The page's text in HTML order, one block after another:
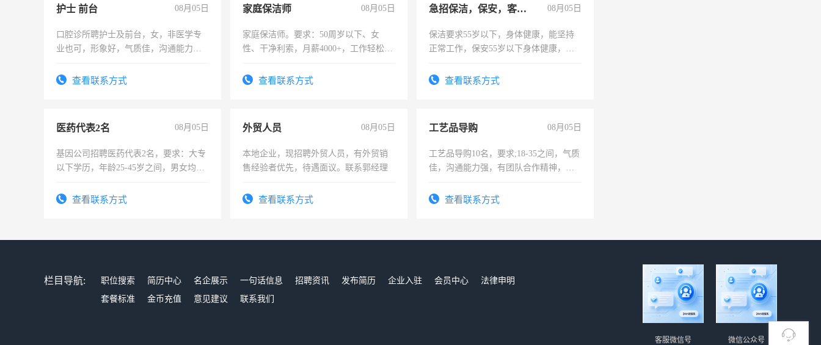
护士 前台 08月05日
口腔诊所聘护士及前台，女，非医学专
业也可，形象好，气质佳，沟通能力
查看联系方式
家庭保洁师 08月05日
家庭保洁师。要求：50周岁以下、女
性、干净利索，月薪4000+，工作轻松，
太太等。查看联系方式
急招保洁，保安，客服，工程 08月05日
保洁要求55岁以下，身体健康，能坚持
正常工作，保安55岁以下身体健康，有
录，客服要求45岁以下高中以上文化，
查看联系方式
医药代表2名 08月05日
基因公司招聘医药代表2名，要求：大专
以下学历，年龄25-45岁之间，男女均
表或者有医学资质的优先，底薪+绩效，
查看联系方式
外贸人员 08月05日
本地企业，现招聘外贸人员，有外贸销
售经验者优先，待遇面议。联系郭经理
查看联系方式
工艺品导购 08月05日
工艺品导购10名，要求;18-35之间，气质
佳，沟通能力强，有团队合作精神，有
查看联系方式
栏目导航: 职位搜索 简历中心 名企展示 一句话信息 招聘资讯 发布简历 企业入驻 会员中心
法律申明
套餐标准
金币充值 意见建议 联系我们
微信公众号
客服微信号